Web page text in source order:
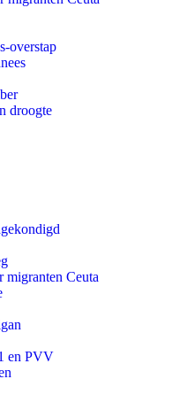
overstap
droogte
migranten Ceuta
en PVV